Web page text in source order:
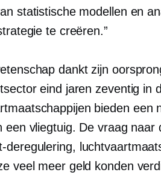
statistische modellen en
te creëren.”
dankt zijn
eind jaren zeventig in
bieden een
een vliegtuig. De vraag
deregulering,
veel meer geld konden